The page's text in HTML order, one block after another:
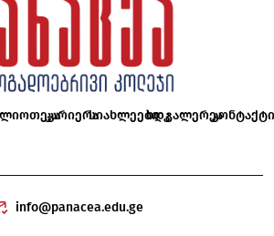
კარიერასიახლეებიხდკგალერეაკონტაქტი
info@panacea.edu.ge